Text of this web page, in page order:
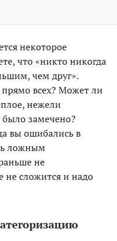
некоторое
что «никто никогда
чем друг».
всех? Может ли
нежели
замечено?
вы ошибались в
ложным
не
не сложится и надо